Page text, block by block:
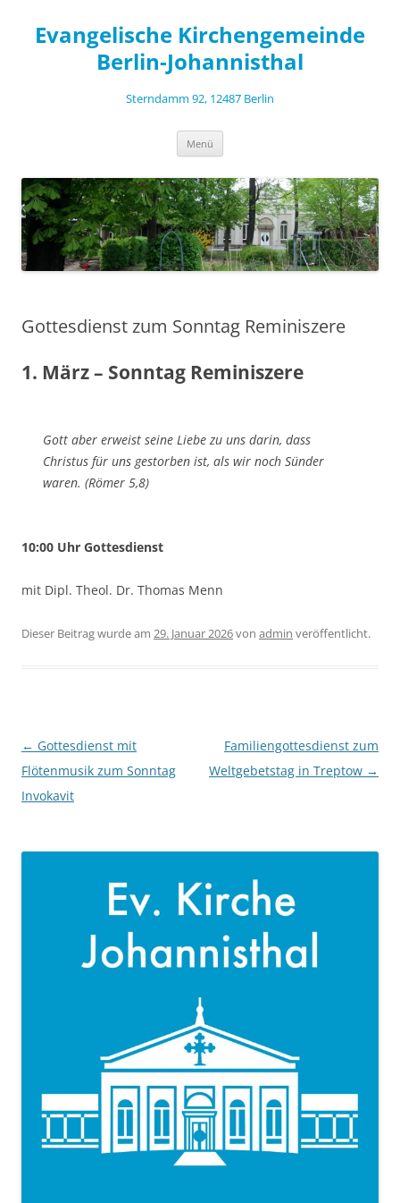
springen
Evangelische Kirchengemeinde
Berlin-Johannisthal
Sterndamm 92, 12487 Berlin
Menü
Gottesdienst zum Sonntag Reminiszere
1. März – Sonntag Reminiszere
Gott aber erweist seine Liebe zu uns darin, dass
Christus für uns gestorben ist, als wir noch Sünder
waren. (Römer 5,8)
10:00 Uhr Gottesdienst
mit Dipl. Theol. Dr. Thomas Menn
Dieser Beitrag wurde am 29. Januar 2026von admin veröffentlicht.
Beitragsnavigation
← Gottesdienst mit
Flötenmusik zum Sonntag
Invokavit
Familiengottesdienst zum
Weltgebetstag in Treptow →